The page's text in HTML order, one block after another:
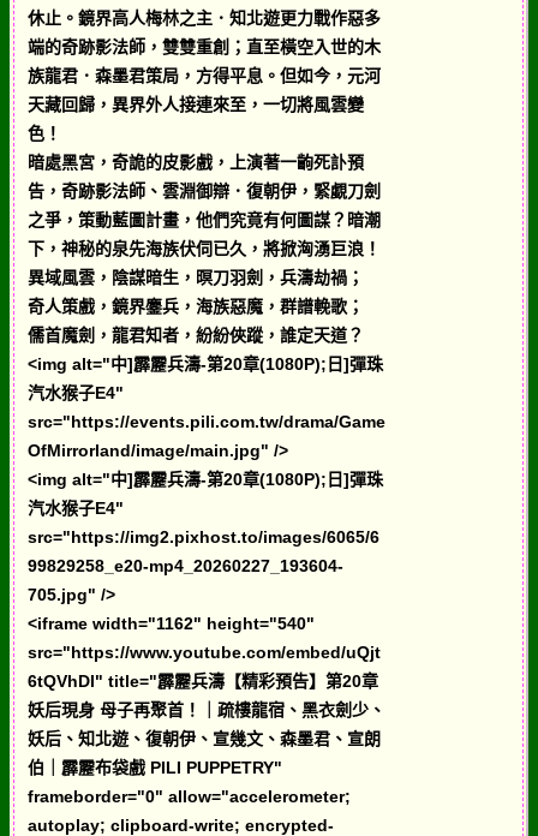
休止。鏡界高人梅林之主．知北遊更力戰作惡多
端的奇跡影法師，雙雙重創；直至橫空入世的木
族龍君．森墨君策局，方得平息。但如今，元河
天藏回歸，異界外人接連來至，一切將風雲變
色！
暗處黑宮，奇詭的皮影戲，上演著一齣死訃預
告，奇跡影法師、雲淵御辯．復朝伊，緊覷刀劍
之爭，策動藍圖計畫，他們究竟有何圖謀？暗潮
下，神秘的泉先海族伏伺已久，將掀洶湧巨浪！
異域風雲，陰謀暗生，暝刀羽劍，兵濤劫禍；
奇人策戲，鏡界鏖兵，海族惡魔，群譜輓歌；
儒首魔劍，龍君知者，紛紛俠蹤，誰定天道？
<img alt="中]霹靂兵濤-第20章(1080P);日]彈珠
汽水猴子E4"
src="https://events.pili.com.tw/drama/Game
OfMirrorland/image/main.jpg" />
<img alt="中]霹靂兵濤-第20章(1080P);日]彈珠
汽水猴子E4"
src="https://img2.pixhost.to/images/6065/6
99829258_e20-mp4_20260227_193604-
705.jpg" />
<iframe width="1162" height="540"
src="https://www.youtube.com/embed/uQjt
6tQVhDI" title="霹靂兵濤【精彩預告】第20章
妖后現身 母子再聚首！｜疏樓龍宿、黑衣劍少、
妖后、知北遊、復朝伊、宣幾文、森墨君、宣朗
伯｜霹靂布袋戲 PILI PUPPETRY"
frameborder="0" allow="accelerometer;
autoplay; clipboard-write; encrypted-